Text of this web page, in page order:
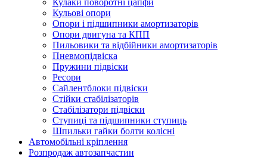
Кулаки поворотні цапфи
Кульові опори
Опори і підшипники амортизаторів
Опори двигуна та КПП
Пильовики та відбійники амортизаторів
Пневмопідвіска
Пружини підвіски
Ресори
Сайлентблоки підвіски
Стійки стабілізаторів
Стабілізатори підвіски
Ступиці та підшипники ступиць
Шпильки гайки болти колісні
Автомобільні кріплення
Розпродаж автозапчастин